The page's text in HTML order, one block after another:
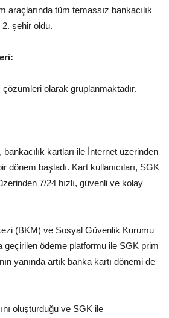
araçlarında tüm temassız bankacılık
2. şehir oldu.
çözümleri olarak gruplanmaktadır.
kartları ile İnternet üzerinden
dönem başladı. Kart kullanıcıları, SGK
7/24 hızlı, güvenli ve kolay
(BKM) ve Sosyal Güvenlik Kurumu
geçirilen ödeme platformu ile SGK prim
yanında artık banka kartı dönemi de
oluşturduğu ve SGK ile